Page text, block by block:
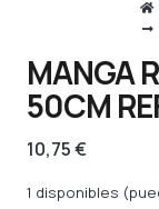
MANGA
50CM
10,75€
1 disponibles